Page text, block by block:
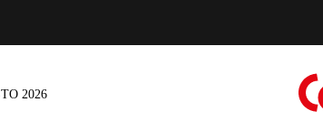
2026